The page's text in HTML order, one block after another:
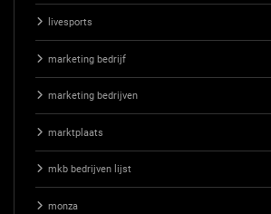
livesports
marketing bedrijf
marketing bedrijven
marktplaats
mkb bedrijven lijst
monza